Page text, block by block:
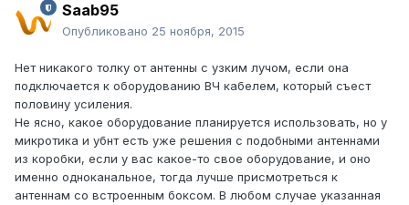
Saab95
Опубликовано 25 ноября, 2015
Нет никакого толку от антенны с узким лучом, если она
подключается к оборудованию ВЧ кабелем, который съест
половину усиления.
Не ясно, какое оборудование планируется использовать, но у
микротика и убнт есть уже решения с подобными антеннами
из коробки, если у вас какое-то свое оборудование, и оно
именно одноканальное, тогда лучше присмотреться к
антеннам со встроенным боксом. В любом случае указанная